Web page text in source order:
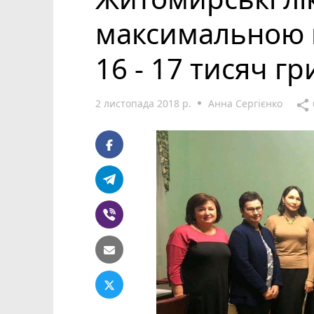
максимальною
16 - 17 тисяч
2 листопада 2018 р. Анна Сергієнко share